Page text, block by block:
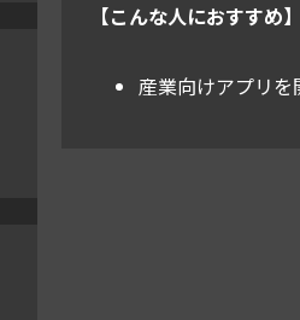
【こんな人におすすめ】
産業向けアプリ